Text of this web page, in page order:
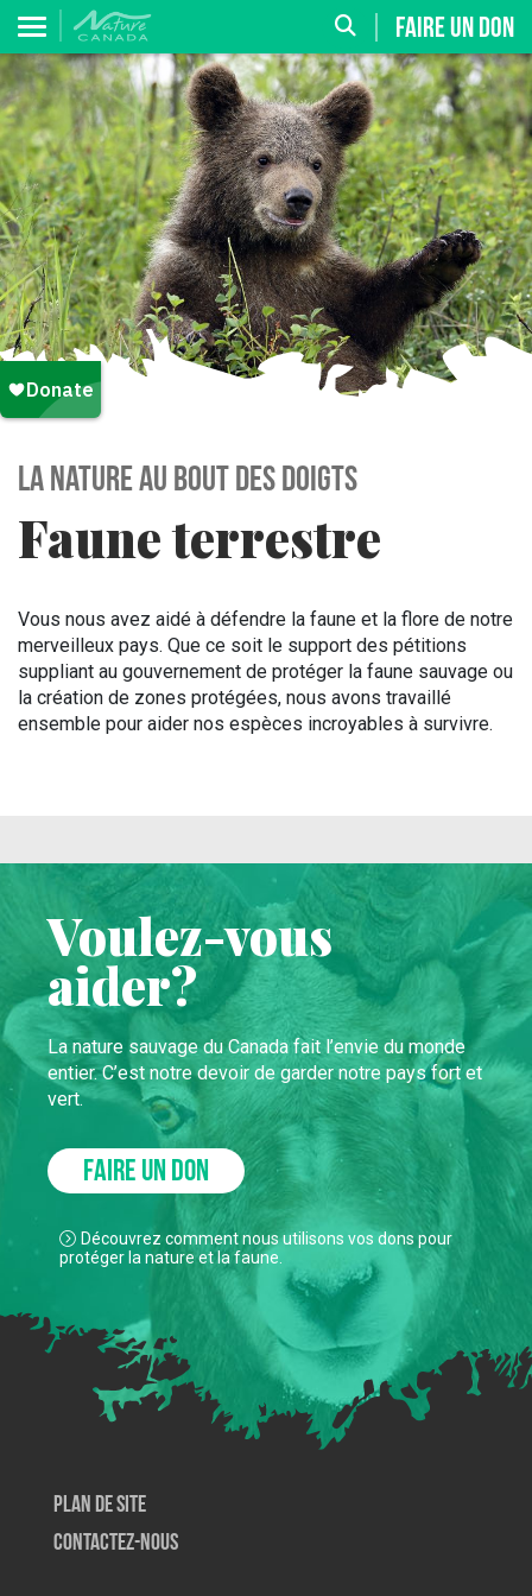
FAIRE UN DON
La nature au bout des doigts
Faune terrestre
Vous nous avez aidé à défendre la faune et la flore de notre
merveilleux pays. Que ce soit le support des pétitions
suppliant au gouvernement de protéger la faune sauvage ou
la création de zones protégées, nous avons travaillé
ensemble pour aider nos espèces incroyables à survivre.
Voulez-vous
aider?
La nature sauvage du Canada fait l’envie du monde
entier. C’est notre devoir de garder notre pays fort et
vert.
FAIRE UN DON
Découvrez comment nous utilisons vos dons pour
protéger la nature et la faune.
Plan de site
Contactez-nous